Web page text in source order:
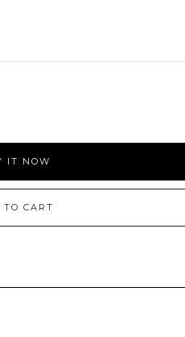
IT NOW
TO CART